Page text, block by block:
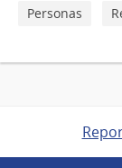
Personas